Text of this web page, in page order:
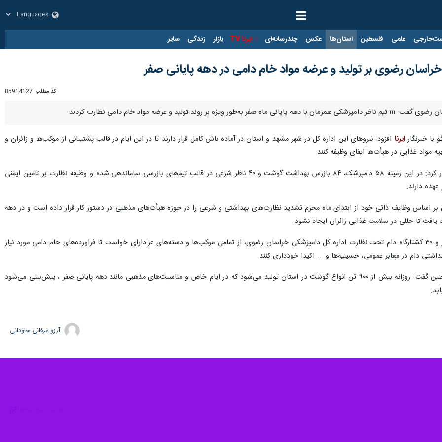
علمی فلسطین استان‌ها عکس چندرسانه‌ای ایرنا TV بازار زندگی سایر
کد مطلب: 85914127